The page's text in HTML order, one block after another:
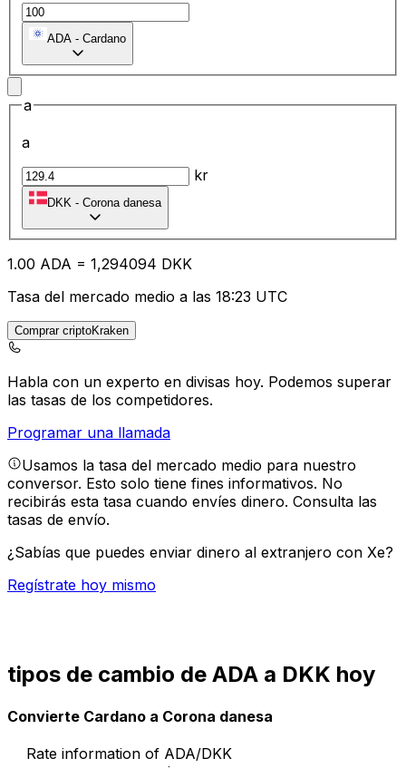
ADA - Cardano
a
a
kr
DKK - Corona danesa
1.00 ADA = 1,294094 DKK
Tasa del mercado medio a las 18:23 UTC
Comprar criptoKraken
Habla con un experto en divisas hoy. Podemos superar
las tasas de los competidores.
Programar una llamada
Usamos la tasa del mercado medio para nuestro
conversor. Esto solo tiene fines informativos. No
recibirás esta tasa cuando envíes dinero. Consulta las
tasas de envío.
¿Sabías que puedes enviar dinero al extranjero con Xe?
Regístrate hoy mismo
tipos de cambio de ADA a DKK hoy
Convierte Cardano a Corona danesa
Rate information of ADA/DKK